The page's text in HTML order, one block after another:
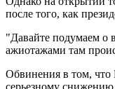
после того, как
"Давайте подумаем о
ажиотажами там
Обвинения в том, что
серьезному снижению